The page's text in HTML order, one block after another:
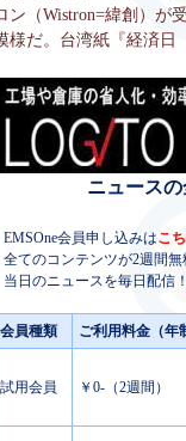
ン（Wistron=緯創）が
様だ。台湾紙『経済日
ニュース
EMSOne会員申し込みはこ
全てのコンテンツが2週間
当日のニュースを毎日配信
会員種類 ご利用料金（年
試用会員 ￥0-（2週間）